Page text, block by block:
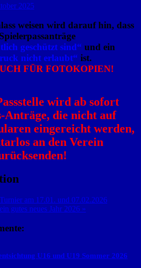
2025
weisen wird darauf hin, dass
geschützt sind“ und ein
nicht erlaubt“ ist.
FÜR FOTOKOPIEN!
wird ab sofort
Anträge, die nicht auf
eingereicht werden,
an den Verein
am 17.01. und 07.02.2026
gutes neues Jahr 2026 »
U16 und U19 Sommer 2026